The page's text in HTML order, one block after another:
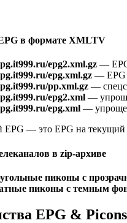
в формате XMLTV
epg2.xml.gz —
epg.xml.gz — EPG
pp.xml.gz —
epg2.xml —
epg.xml —
— это EPG на текущий
в zip-архиве
пиконы с
пиконы с темным
EPG &